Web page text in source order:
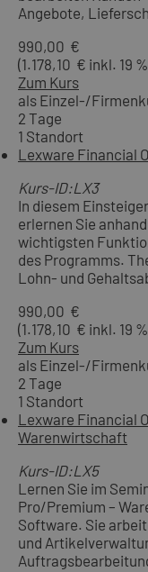
Angebote,
990,00 €
(1.178,10 € inkl. 19
Zum Kurs
als Einzel-/
2 Tage
1 Standort
Lexware Financial
Kurs-ID:LX3
In diesem
erlernen Sie
wichtigsten
des Programms.
Lohn- und
990,00 €
(1.178,10 € inkl. 19
Zum Kurs
als Einzel-/
2 Tage
1 Standort
Lexware Financial
Warenwirtschaft
Kurs-ID:LX5
Lernen Sie im
Pro/Premium –
Software. Sie
und